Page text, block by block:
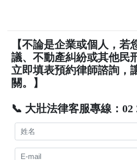
【不論是企業或個人，若
議、不動產糾紛或其他民
立即填表預約律師諮詢，
關。】
📞 大壯法律客服專線：02